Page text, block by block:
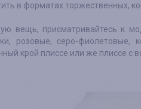
в форматах торжественных,
вещь, присматривайтесь к
розовые, серо-
крой плиссе или же плиссе с